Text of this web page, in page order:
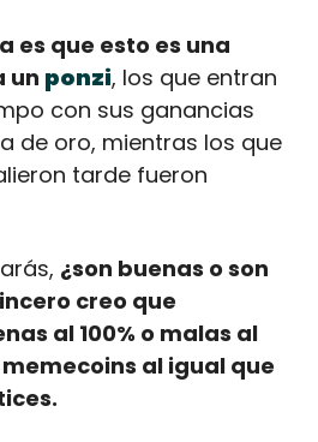
es que esto es una
un ponzi, los que entran
con sus ganancias
de oro, mientras los que
tarde fueron
¿son buenas o son
creo que
al 100% o malas al
memecoins al igual que